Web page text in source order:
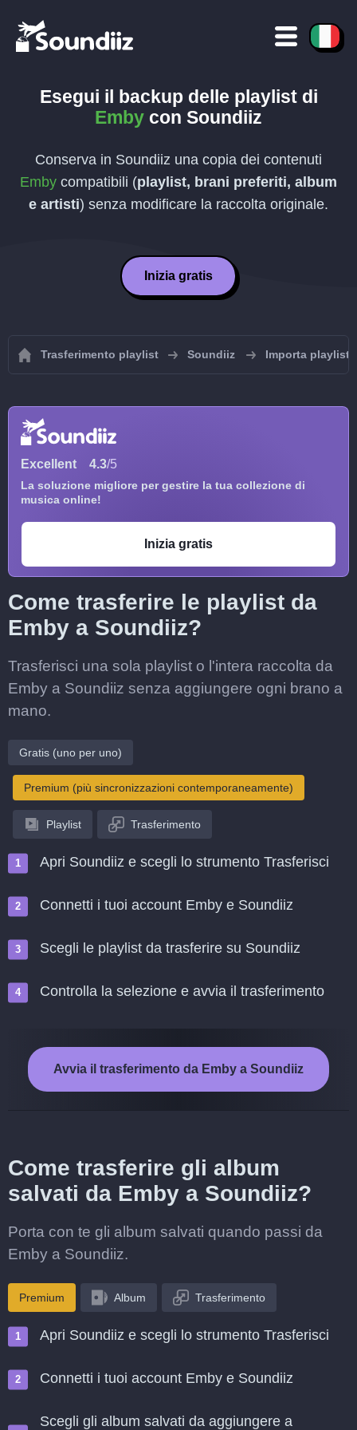
Esegui il backup delle playlist di
Emby con Soundiiz
Conserva in Soundiiz una copia dei contenuti
Emby compatibili (playlist, brani preferiti, album
e artisti) senza modificare la raccolta originale.
Inizia gratis
Trasferimento playlist Soundiiz Importa playlist
Excellent 4.3/5
La soluzione migliore per gestire la tua collezione di
musica online!
Inizia gratis
Come trasferire le playlist da
Emby a Soundiiz?
Trasferisci una sola playlist o l'intera raccolta da
Emby a Soundiiz senza aggiungere ogni brano a
mano.
Gratis (uno per uno)
Premium (più sincronizzazioni contemporaneamente)
Playlist Trasferimento
Apri Soundiiz e scegli lo strumento Trasferisci
Connetti i tuoi account Emby e Soundiiz
Scegli le playlist da trasferire su Soundiiz
Controlla la selezione e avvia il trasferimento
Avvia il trasferimento da Emby a Soundiiz
Come trasferire gli album
salvati da Emby a Soundiiz?
Porta con te gli album salvati quando passi da
Emby a Soundiiz.
Premium Album Trasferimento
Apri Soundiiz e scegli lo strumento Trasferisci
Connetti i tuoi account Emby e Soundiiz
Scegli gli album salvati da aggiungere a